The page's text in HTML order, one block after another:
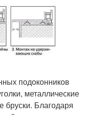
подоконников
металлические
Благодаря